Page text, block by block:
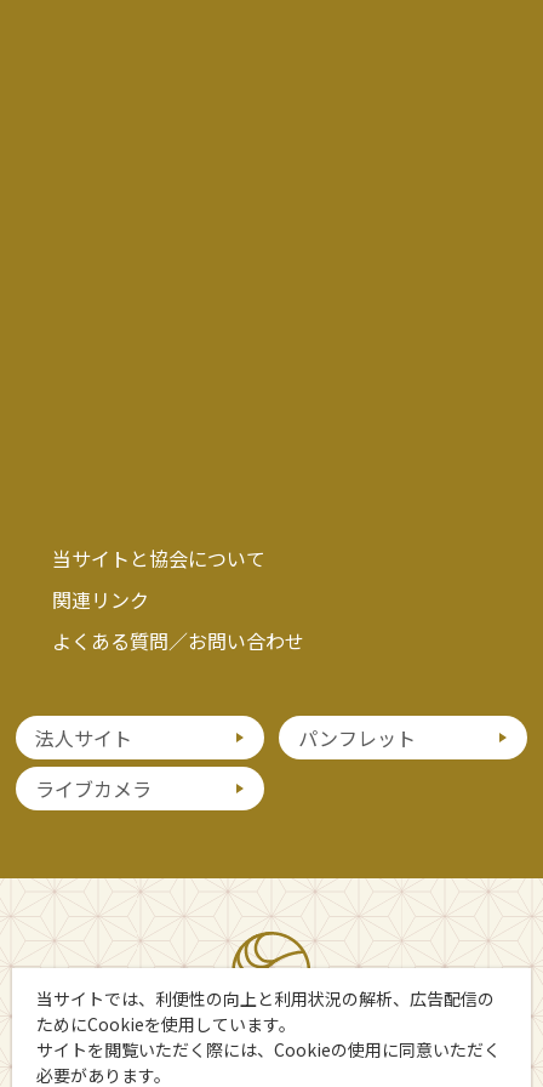
当サイトと協会について
関連リンク
よくある質問／お問い合わせ
法人サイト
パンフレット
ライブカメラ
当サイトでは、利便性の向上と利用状況の解析、広告配信の
ためにCookieを使用しています。
サイトを閲覧いただく際には、Cookieの使用に同意いただく
必要があります。